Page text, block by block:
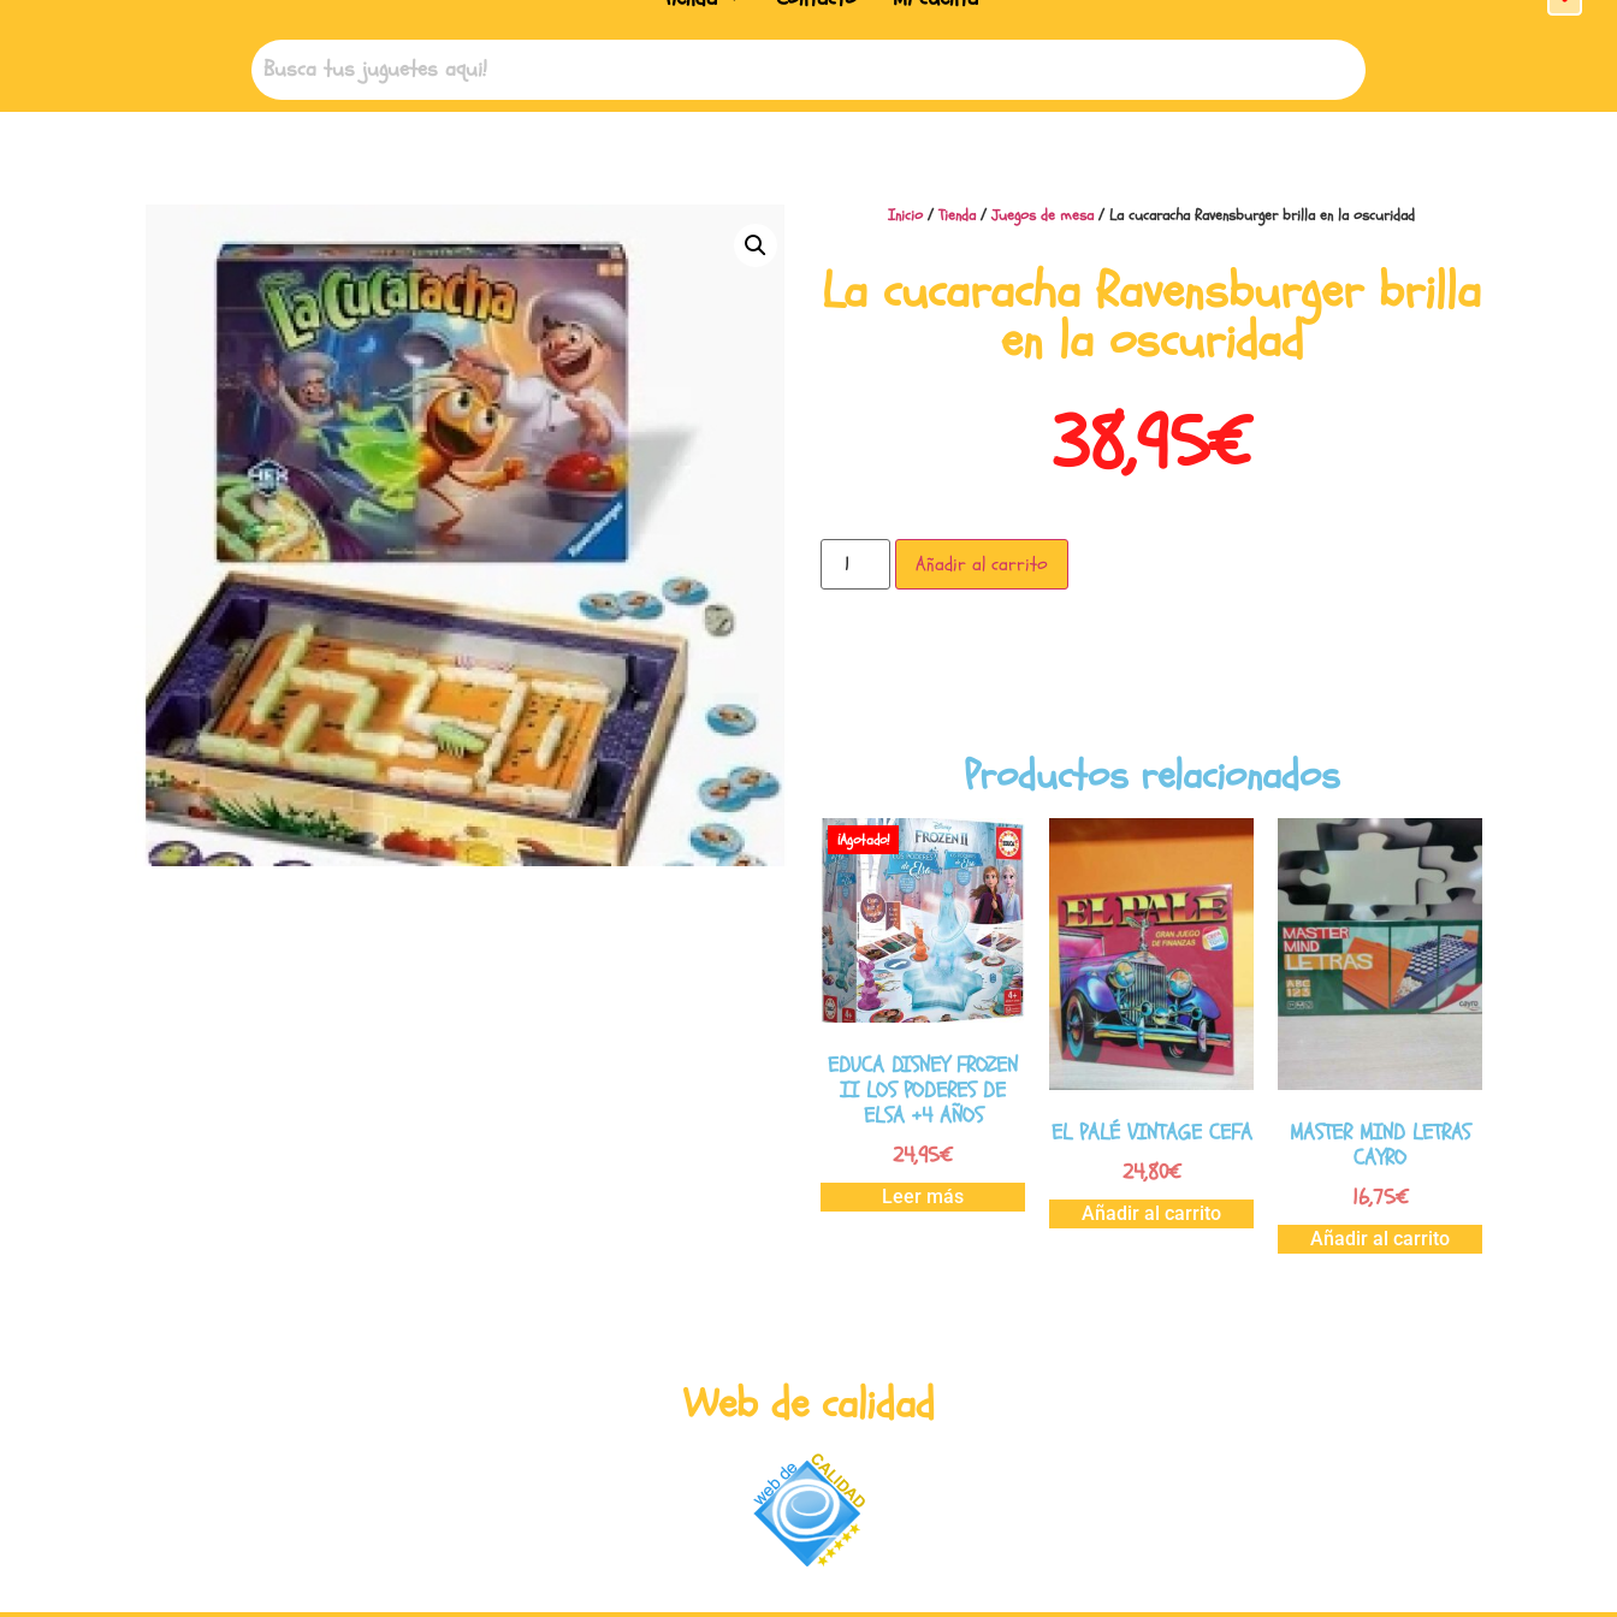
Inicio/Tienda/Juegos de mesa/ La cucaracha Ravensburger brilla en la oscuridad
La cucaracha Ravensburger brilla
en la oscuridad
38,95€
Añadir al carrito
Productos relacionados
¡Agotado!
EDUCA DISNEY FROZEN
II LOS PODERES DE
ELSA +4 AÑOS
24,95€
Leer más
EL PALÉ VINTAGE CEFA
24,80€
Añadir al carrito
MASTER MIND LETRAS
CAYRO
16,75€
Añadir al carrito
Web de calidad